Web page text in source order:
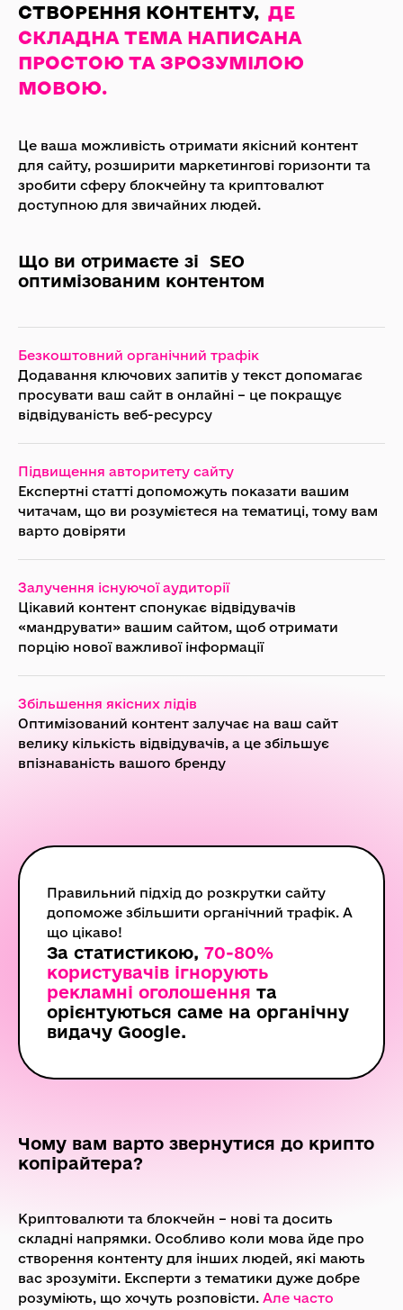
СТВОРЕННЯ КОНТЕНТУ, ДЕ
СКЛАДНА ТЕМА НАПИСАНА
ПРОСТОЮ ТА ЗРОЗУМІЛОЮ
МОВОЮ.
Це ваша можливість отримати якісний контент
для сайту, розширити маркетингові горизонти та
зробити сферу блокчейну та криптовалют
доступною для звичайних людей.
Що ви отримаєте зі SEO
оптимізованим контентом
Безкоштовний органічний трафік
Додавання ключових запитів у текст допомагає
просувати ваш сайт в онлайні – це покращує
відвідуваність веб-ресурсу
Підвищення авторитету сайту
Експертні статті допоможуть показати вашим
читачам, що ви розумієтеся на тематиці, тому вам
варто довіряти
Залучення існуючої аудиторії
Цікавий контент спонукає відвідувачів
«мандрувати» вашим сайтом, щоб отримати
порцію нової важливої інформації
Збільшення якісних лідів
Оптимізований контент залучає на ваш сайт
велику кількість відвідувачів, а це збільшує
впізнаваність вашого бренду
Правильний підхід до розкрутки сайту
допоможе збільшити органічний трафік. А
що цікаво!
За статистикою, 70-80%
користувачів ігнорують
рекламні оголошення та
орієнтуються саме на органічну
видачу Google.
Чому вам варто звернутися до крипто
копірайтера?
Криптовалюти та блокчейн – нові та досить
складні напрямки. Особливо коли мова йде про
створення контенту для інших людей, які мають
вас зрозуміти. Експерти з тематики дуже добре
розуміють, що хочуть розповісти. Але часто